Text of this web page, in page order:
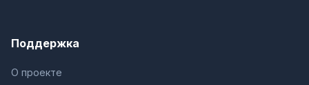
Поддержка
О проекте